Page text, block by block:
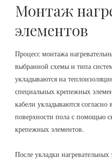
Монтаж
элементов
Процесс монтажа
выбранной схемы и типа
укладываются на
специальных крепежных
кабели укладываются
поверхности пола с помощью
крепежных элементов.
После укладки